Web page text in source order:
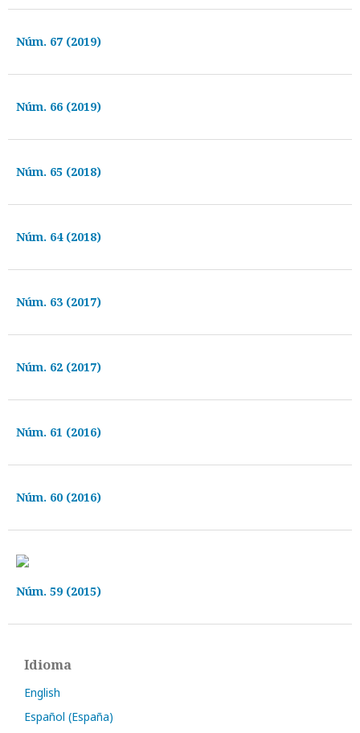
Núm. 67 (2019)
Núm. 66 (2019)
Núm. 65 (2018)
Núm. 64 (2018)
Núm. 63 (2017)
Núm. 62 (2017)
Núm. 61 (2016)
Núm. 60 (2016)
Núm. 59 (2015)
Idioma
English
Español (España)